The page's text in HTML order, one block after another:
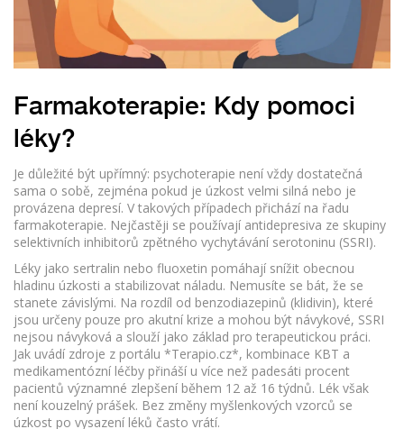
Farmakoterapie: Kdy pomoci
léky?
Je důležité být upřímný: psychoterapie není vždy dostatečná
sama o sobě, zejména pokud je úzkost velmi silná nebo je
provázena depresí. V takových případech přichází na řadu
farmakoterapie. Nejčastěji se používají antidepresiva ze skupiny
selektivních inhibitorů zpětného vychytávání serotoninu (SSRI).
Léky jako sertralin nebo fluoxetin pomáhají snížit obecnou
hladinu úzkosti a stabilizovat náladu. Nemusíte se bát, že se
stanete závislými. Na rozdíl od benzodiazepinů (klidivin), které
jsou určeny pouze pro akutní krize a mohou být návykové, SSRI
nejsou návyková a slouží jako základ pro terapeutickou práci.
Jak uvádí zdroje z portálu *Terapio.cz*, kombinace KBT a
medikamentózní léčby přináší u více než padesáti procent
pacientů významné zlepšení během 12 až 16 týdnů. Lék však
není kouzelný prášek. Bez změny myšlenkových vzorců se
úzkost po vysazení léků často vrátí.